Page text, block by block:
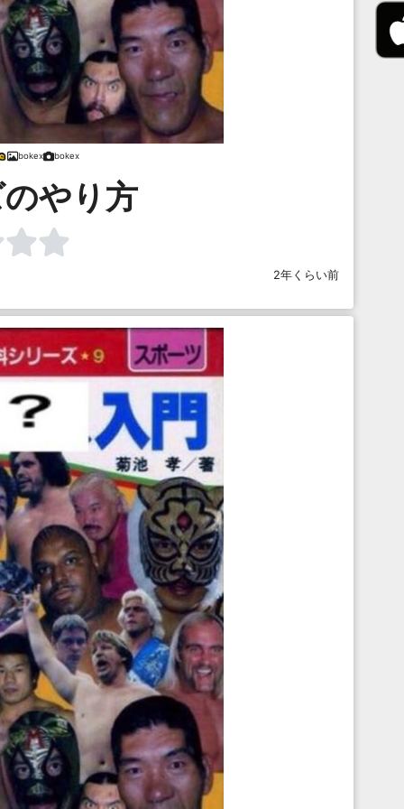
bokex bokex
やり方
2年くらい前